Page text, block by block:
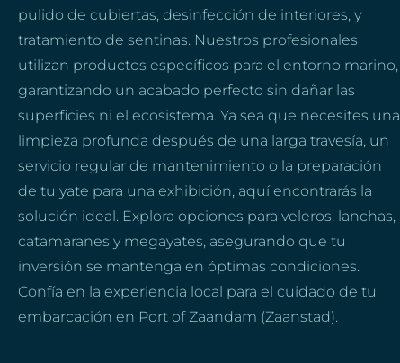
pulido de cubiertas, desinfección de interiores, y
tratamiento de sentinas. Nuestros profesionales
utilizan productos específicos para el entorno marino,
garantizando un acabado perfecto sin dañar las
superficies ni el ecosistema. Ya sea que necesites una
limpieza profunda después de una larga travesía, un
servicio regular de mantenimiento o la preparación
de tu yate para una exhibición, aquí encontrarás la
solución ideal. Explora opciones para veleros, lanchas,
catamaranes y megayates, asegurando que tu
inversión se mantenga en óptimas condiciones.
Confía en la experiencia local para el cuidado de tu
embarcación en Port of Zaandam (Zaanstad).